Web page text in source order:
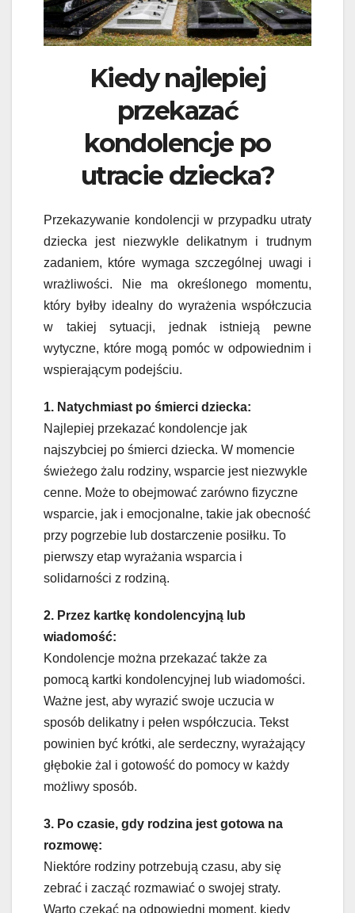
Kiedy najlepiej
przekazać
kondolencje po
utracie dziecka?
Przekazywanie kondolencji w przypadku utraty
dziecka jest niezwykle delikatnym i trudnym
zadaniem, które wymaga szczególnej uwagi i
wrażliwości. Nie ma określonego momentu,
który byłby idealny do wyrażenia współczucia
w takiej sytuacji, jednak istnieją pewne
wytyczne, które mogą pomóc w odpowiednim i
wspierającym podejściu.
1. Natychmiast po śmierci dziecka:
Najlepiej przekazać kondolencje jak
najszybciej po śmierci dziecka. W momencie
świeżego żalu rodziny, wsparcie jest niezwykle
cenne. Może to obejmować zarówno fizyczne
wsparcie, jak i emocjonalne, takie jak obecność
przy pogrzebie lub dostarczenie posiłku. To
pierwszy etap wyrażania wsparcia i
solidarności z rodziną.
2. Przez kartkę kondolencyjną lub
wiadomość:
Kondolencje można przekazać także za
pomocą kartki kondolencyjnej lub wiadomości.
Ważne jest, aby wyrazić swoje uczucia w
sposób delikatny i pełen współczucia. Tekst
powinien być krótki, ale serdeczny, wyrażający
głębokie żal i gotowość do pomocy w każdy
możliwy sposób.
3. Po czasie, gdy rodzina jest gotowa na
rozmowę:
Niektóre rodziny potrzebują czasu, aby się
zebrać i zacząć rozmawiać o swojej straty.
Warto czekać na odpowiedni moment, kiedy